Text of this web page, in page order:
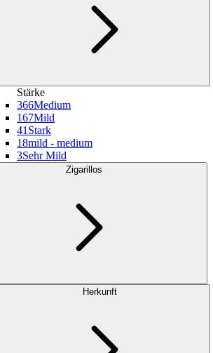
Stärke
366Medium
167Mild
41 Stark
18mild - medium
3Sehr Mild
Zigarillos
Herkunft